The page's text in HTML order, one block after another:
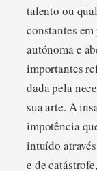
talento ou
constantes
autónoma e
importantes
dada pela
sua arte. A
impotência
intuído
e de